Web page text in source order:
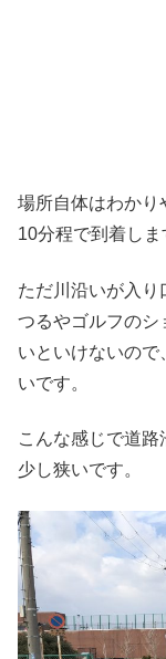
場所自体はわかり
10分程で到着しま
ただ川沿いが入り
つるやゴルフのシ
いといけないので
いです。
こんな感じで道
少し狭いです。